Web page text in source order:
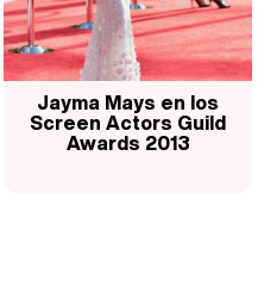
Jayma Mays en los
Screen Actors Guild
Awards 2013